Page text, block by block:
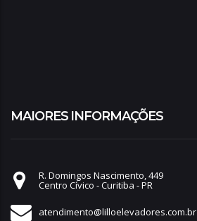
MAIORES INFORMAÇÕES
R. Domingos Nascimento, 449
Centro Cívico - Curitiba - PR
atendimento@lilloelevadores.com.br